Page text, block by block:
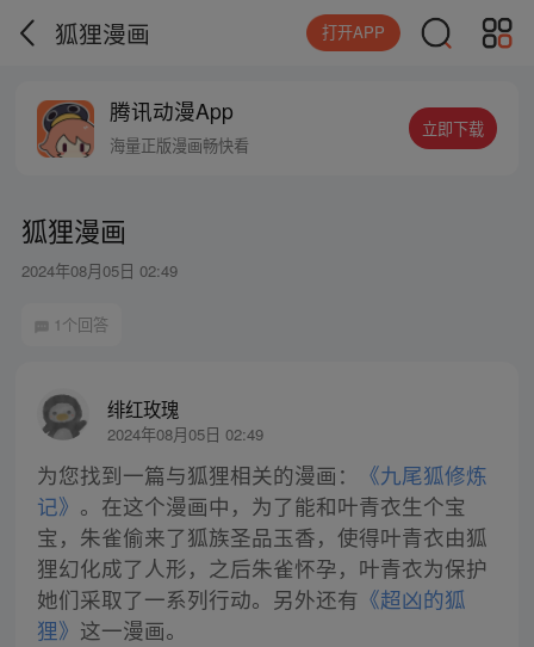
狐狸漫画 打开APP
腾讯动漫App
海量正版漫画畅快看
立即下载
狐狸漫画
2024年08月05日 02:49
1个回答
绯红玫瑰
2024年08月05日 02:49
为您找到一篇与狐狸相关的漫画：
《九尾狐修炼
记》 。在这个漫画中，为了能和叶青衣生个宝
宝，朱雀偷来了狐族圣品玉香，使得叶青衣由狐
狸幻化成了人形，之后朱雀怀孕，叶青衣为保护
她们采取了一系列行动。另外还有 《超凶的狐
狸》 这一漫画。